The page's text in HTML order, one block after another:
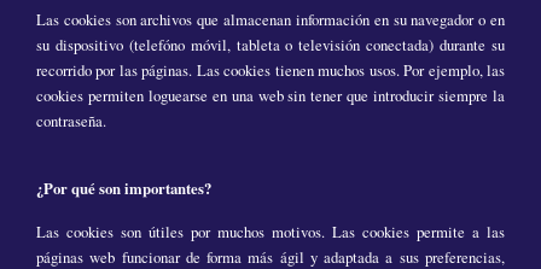
Las cookies son archivos que almacenan información en su navegador o en
su dispositivo (telefóno móvil, tableta o televisión conectada) durante su
recorrido por las páginas. Las cookies tienen muchos usos. Por ejemplo, las
cookies permiten loguearse en una web sin tener que introducir siempre la
contraseña.
¿Por qué son importantes?
Las cookies son útiles por muchos motivos. Las cookies permite a las
páginas web funcionar de forma más ágil y adaptada a sus preferencias,